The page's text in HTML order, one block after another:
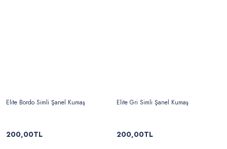
Elite Bordo Simli Şanel Kumaş
200,00TL
Elite Gri Simli Şanel Kumaş
200,00TL